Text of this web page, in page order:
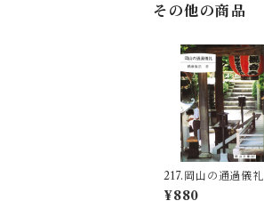
その他の商品
217.岡山の通過儀礼
¥880